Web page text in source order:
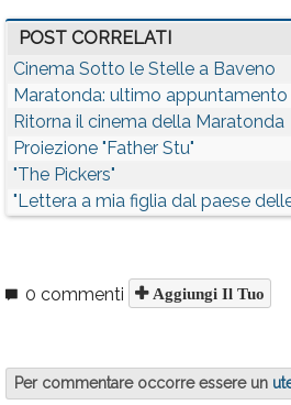
POST CORRELATI
Cinema Sotto le Stelle a Baveno
Maratonda: ultimo appuntamento
Ritorna il cinema della Maratonda
Proiezione "Father Stu"
"The Pickers"
"Lettera a mia figlia dal paese
0 commenti Aggiungi Il Tuo
Per commentare occorre essere un